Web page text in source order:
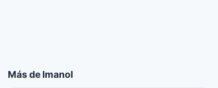
Más de Imanol